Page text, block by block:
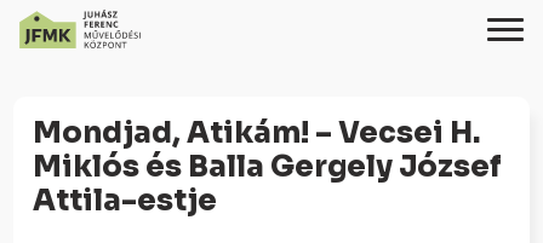
Content
navigációhoz
Mondjad, Atikám! – Vecsei H.
Miklós és Balla Gergely József
Attila-estje